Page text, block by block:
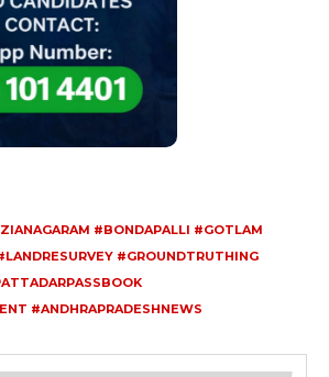
#BONDAPALLI #GOTLAM
#GROUNDTRUTHING
#ANDHRAPRADESHNEWS